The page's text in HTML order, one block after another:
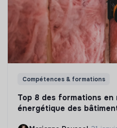
Compétences & formations
Top 8 des formations en
énergétique des